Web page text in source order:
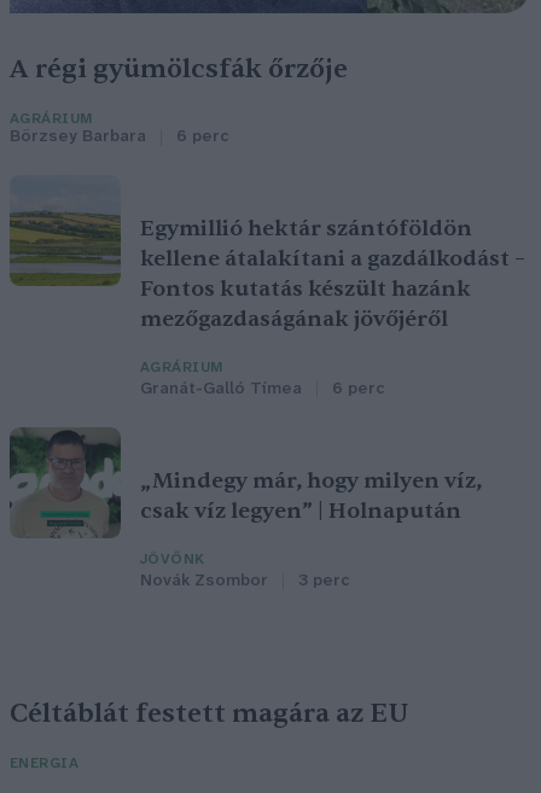
A régi gyümölcsfák őrzője
AGRÁRIUM
Börzsey Barbara 6 perc
Egymillió hektár szántóföldön
kellene átalakítani a gazdálkodást –
Fontos kutatás készült hazánk
mezőgazdaságának jövőjéről
AGRÁRIUM
Granát-Galló Tímea 6 perc
„Mindegy már, hogy milyen víz,
csak víz legyen” | Holnapután
JÖVŐNK
Novák Zsombor 3 perc
Céltáblát festett magára az EU
ENERGIA